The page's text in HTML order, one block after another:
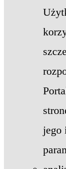
jego